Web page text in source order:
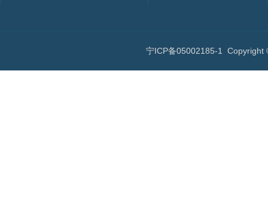
宁ICP备05002185-1 Copyright